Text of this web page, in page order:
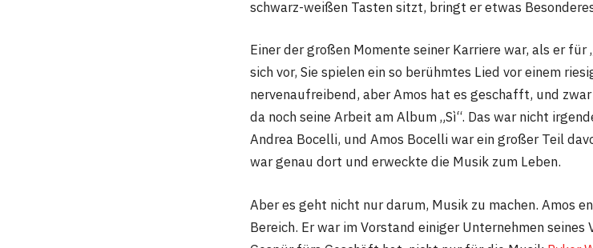
schwarz-weißen Tasten sitzt, bringt er etwas
Einer der großen Momente seiner Karriere war, als er für
sich vor, Sie spielen ein so berühmtes Lied vor einem
nervenaufreibend, aber Amos hat es geschafft, und
da noch seine Arbeit am Album „Sì“. Das war nicht
Andrea Bocelli, und Amos Bocelli war ein großer Teil
war genau dort und erweckte die Musik zum Leben.
Aber es geht nicht nur darum, Musik zu machen. Amos
Bereich. Er war im Vorstand einiger Unternehmen seines